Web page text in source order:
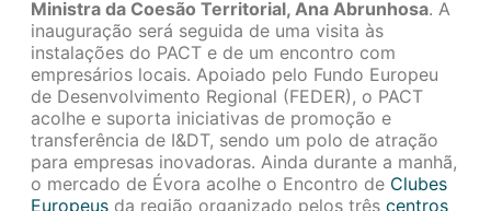
Ministra da Coesão Territorial, Ana Abrunhosa. A
inauguração será seguida de uma visita às
instalações do PACT e de um encontro com
empresários locais. Apoiado pelo Fundo Europeu
de Desenvolvimento Regional (FEDER), o PACT
acolhe e suporta iniciativas de promoção e
transferência de I&DT, sendo um polo de atração
para empresas inovadoras. Ainda durante a manhã,
o mercado de Évora acolhe o Encontro de Clubes
Europeus da região organizado pelos três centros